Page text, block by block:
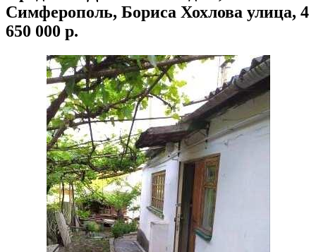
Симферополь, Бориса Хохлова улица, 4
650 000 р.